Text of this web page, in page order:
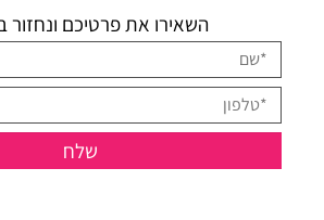
השאירו את פרטיכם